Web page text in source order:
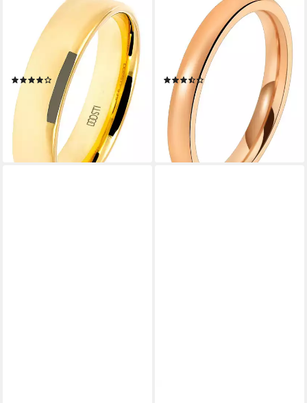
Trauring Schmuck Geschenk
Silber 925 Trauring Ehering
Partnerring LIEBE, wahlweise
mit oder ohne Zirkonia
(47)
ab 88,92 € UVP 99,90 €
-11%
lieferbar - in 1-2 Werktagen bei dir
Trauring Schmuck Geschenk
Edelstahl Trauring Ehering
Partnerring LIEBE, wahlweise
mit oder ohne Zirkonia
ab 26,36 € 35,90 €
-27%
lieferbar - in 1-2 Werktagen bei dir